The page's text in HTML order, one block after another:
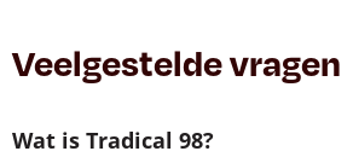
Veelgestelde vragen
Wat is Tradical 98?